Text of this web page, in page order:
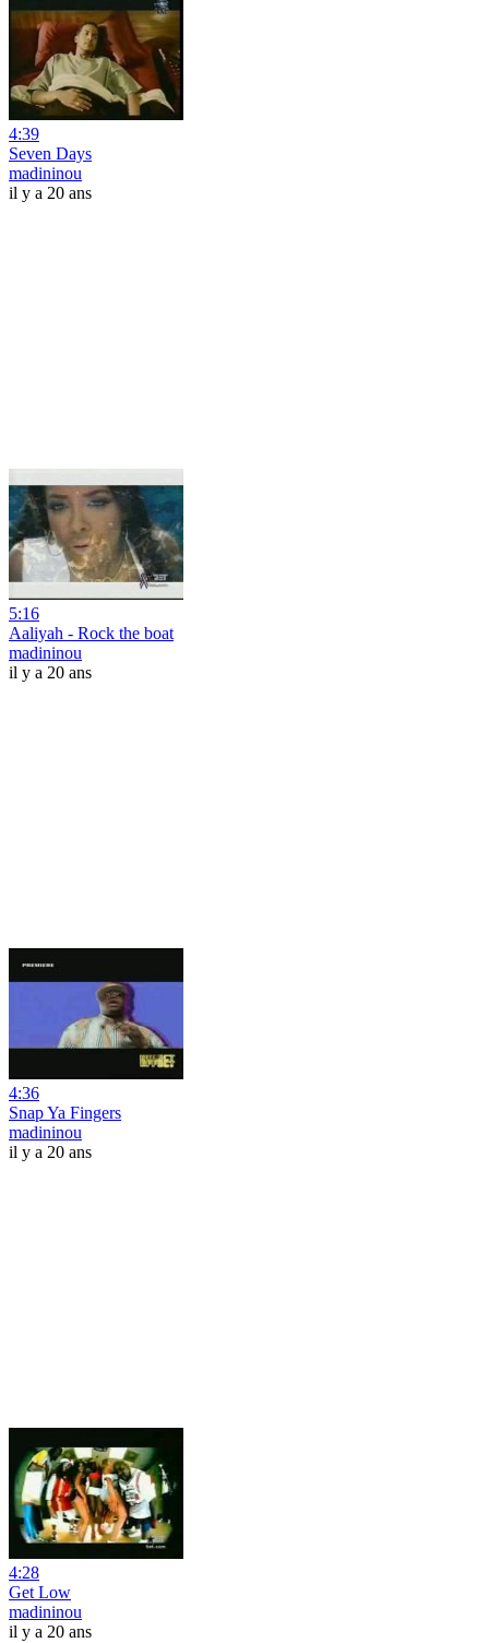
4:39
Seven Days
madininou
il y a 20 ans
5:16
Aaliyah - Rock the boat
madininou
il y a 20 ans
4:36
Snap Ya Fingers
madininou
il y a 20 ans
4:28
Get Low
madininou
il y a 20 ans